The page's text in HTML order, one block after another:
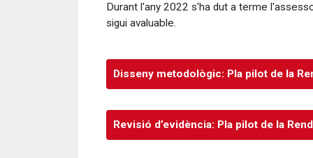
Durant l'any 2022 s'ha dut a terme
sigui avaluable.
Disseny metodològic: Pla pilot de la
Revisió d’evidència: Pla pilot de la